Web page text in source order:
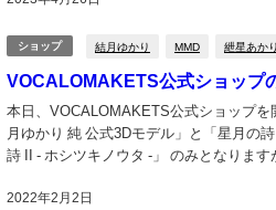
ショップ 結月ゆかり MMD 紲星あかり
VOCALOMAKETS公式ショップ
2022年2月2日
本日、VOCALOMAKETS公式ショップ
月ゆかり 純 公式3Dモデル」と「星月の
詩 II - ホシツキノウタ -」 のみとなります
BOO...